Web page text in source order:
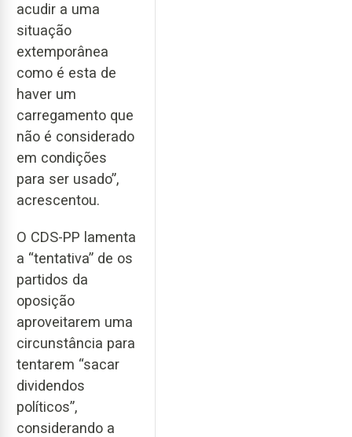
acudir a uma
situação
extemporânea
como é esta de
haver um
carregamento que
não é considerado
em condições
para ser usado”,
acrescentou.
O CDS-PP lamenta
a “tentativa” de os
partidos da
oposição
aproveitarem uma
circunstância para
tentarem “sacar
dividendos
políticos”,
considerando a